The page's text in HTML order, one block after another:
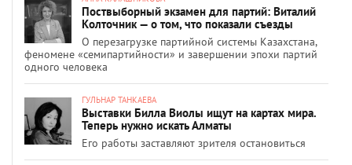
Поствыборный экзамен для партий: Виталий
Колточник — о том, что показали съезды
О перезагрузке партийной системы Казахстана,
феномене «семипартийности» и завершении эпохи партий
одного человека
ГУЛЬНАР ТАНКАЕВА
Выставки Билла Виолы ищут на картах мира.
Теперь нужно искать Алматы
Его работы заставляют зрителя остановиться